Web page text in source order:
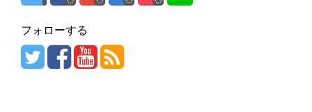
フォローする